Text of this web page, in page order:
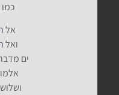
אל
ואל
ים